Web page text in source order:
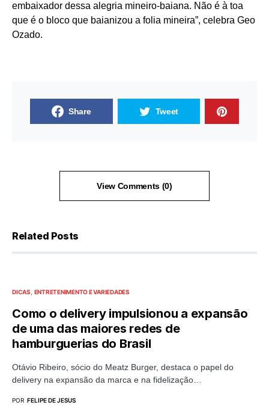
embaixador dessa alegria mineiro-baiana. Não é à toa
que é o bloco que baianizou a folia mineira”, celebra Geo
Ozado.
Share Tweet
View Comments (0)
Related Posts
DICAS ENTRETENIMENTO E VARIEDADES
Como o delivery impulsionou a expansão
de uma das maiores redes de
hamburguerias do Brasil
Otávio Ribeiro, sócio do Meatz Burger, destaca o papel do
delivery na expansão da marca e na fidelização…
POR FELIPE DE JESUS